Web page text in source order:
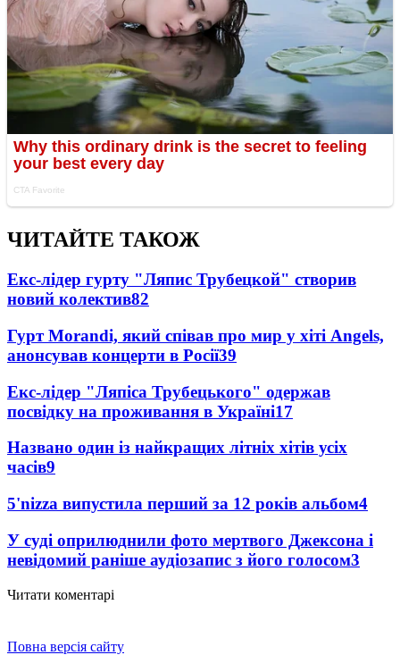
ЧИТАЙТЕ ТАКОЖ
Екс-лідер гурту "Ляпис Трубецкой" створив
новий колектив82
Гурт Morandi, який співав про мир у хіті Angels,
анонсував концерти в Росії39
Екс-лідер "Ляпіса Трубецького" одержав
посвідку на проживання в Україні17
Названо один із найкращих літніх хітів усіх
часів9
5'nizza випустила перший за 12 років альбом4
У суді оприлюднили фото мертвого Джексона і
невідомий раніше аудіозапис з його голосом3
Читати коментарі
Повна версія сайту